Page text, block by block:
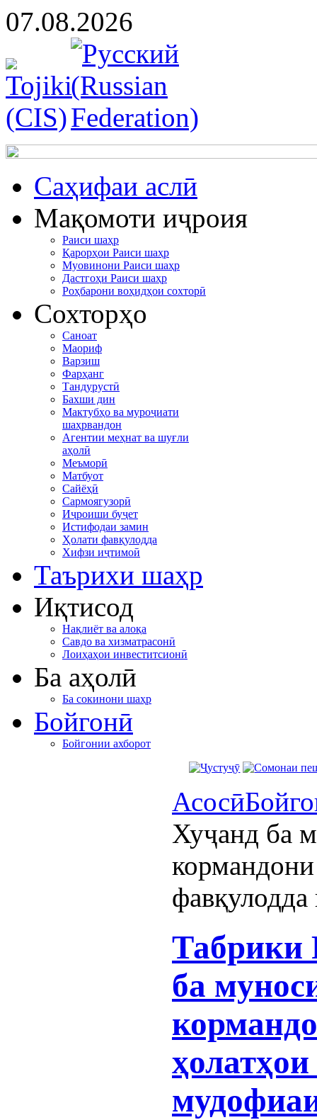
07.08.2026
Cаҳифаи аслӣ
Мақомоти иҷроия
Раиси шаҳр
Қарорҳои Раиси шаҳр
Муовинони Раиси шаҳр
Дастгоҳи Раиси шаҳр
Роҳбарони воҳидҳои сохторӣ
Сохторҳо
Саноат
Маориф
Варзиш
Фарҳанг
Тандурустӣ
Бахши дин
Мактубҳо ва муроҷиати
шаҳрвандон
Агентии меҳнат ва шуғли
аҳолӣ
Меъморӣ
Матбуот
Сайёҳӣ
Сармоягузорӣ
Иҷроиши буҷет
Истифодаи замин
Ҳолати фавқулодда
Хифзи иҷтимоӣ
Таърихи шаҳр
Иқтисод
Нақлиёт ва алоқа
Савдо ва хизматрасонӣ
Лоиҳаҳои инвеститсионӣ
Ба аҳолӣ
Ба сокинони шаҳр
Бойгонӣ
Бойгонии ахборот
Асосӣ
Хуҷанд ба
Табрики
ба